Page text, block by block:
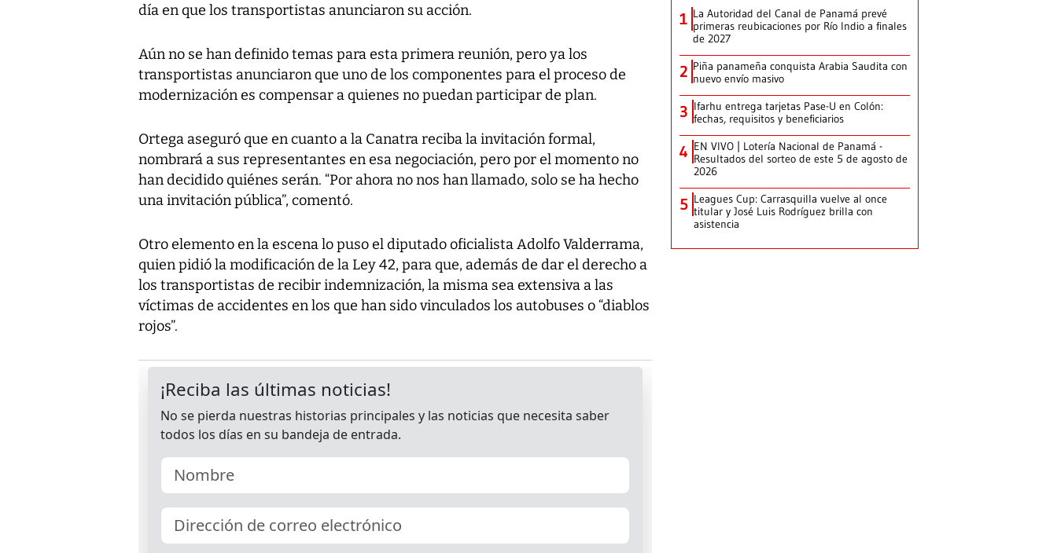
día en que los transportistas anunciaron su acción.
Aún no se han definido temas para esta primera reunión, pero ya los
transportistas anunciaron que uno de los componentes para el proceso de
modernización es compensar a quienes no puedan participar de plan.
Ortega aseguró que en cuanto a la Canatra reciba la invitación formal,
nombrará a sus representantes en esa negociación, pero por el momento no
han decidido quiénes serán. “Por ahora no nos han llamado, solo se ha hecho
una invitación pública”, comentó.
Otro elemento en la escena lo puso el diputado oficialista Adolfo Valderrama,
quien pidió la modificación de la Ley 42, para que, además de dar el derecho a
los transportistas de recibir indemnización, la misma sea extensiva a las
víctimas de accidentes en los que han sido vinculados los autobuses o “diablos
rojos”.
1 La Autoridad del Canal de Panamá prevé
primeras reubicaciones por Río Indio a finales
de 2027
2 Piña panameña conquista Arabia Saudita con
nuevo envío masivo
3 Ifarhu entrega tarjetas Pase-U en Colón:
fechas, requisitos y beneficiarios
4 EN VIVO | Lotería Nacional de Panamá -
Resultados del sorteo de este 5 de agosto de
2026
5 Leagues Cup: Carrasquilla vuelve al once
titular y José Luis Rodríguez brilla con
asistencia